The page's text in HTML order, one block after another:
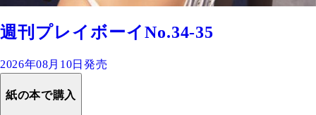
週刊プレイボーイNo.34-35
2026年08月10日発売
紙の本で購入